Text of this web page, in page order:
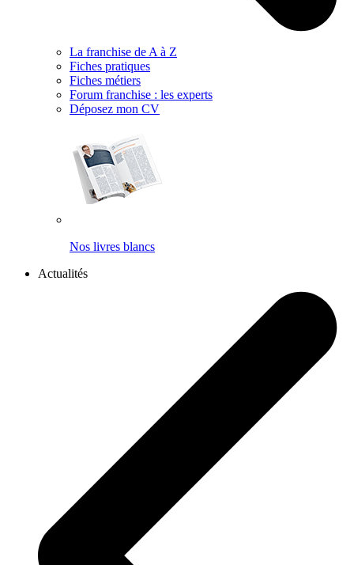
La franchise de A à Z
Fiches pratiques
Fiches métiers
Forum franchise : les experts
Déposez mon CV
Nos livres blancs
Actualités